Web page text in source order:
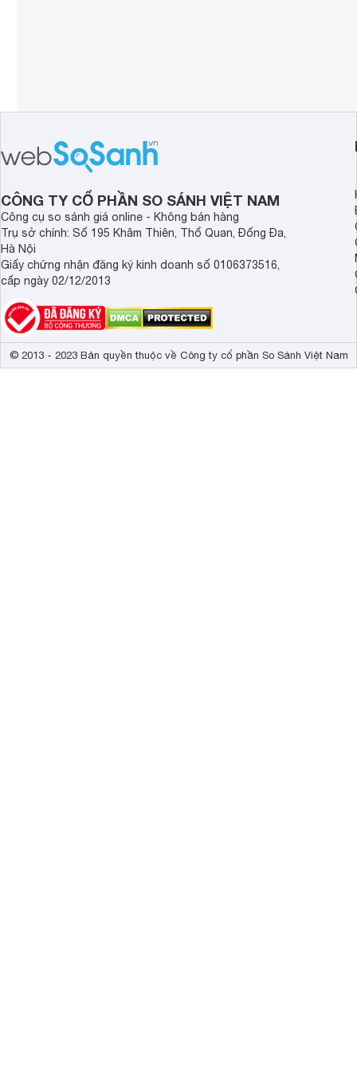
CÔNG TY CỔ PHẦN SO SÁNH VIỆT NAM
Công cụ so sánh giá online - Không bán hàng
Trụ sở chính: Số 195 Khâm Thiên, Thổ Quan, Đống Đa,
Hà Nội
Giấy chứng nhận đăng ký kinh doanh số 0106373516,
cấp ngày 02/12/2013
© 2013 - 2023 Bản quyền thuộc về Công ty cổ phần So Sánh Việt Nam